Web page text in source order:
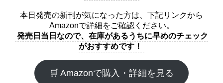
本日発売の新刊が気になった方は、下記リンクから
Amazonで詳細をご確認ください。
発売日当日なので、在庫があるうちに早めのチェック
がおすすめです！
🛒 Amazonで購入・詳細を見る